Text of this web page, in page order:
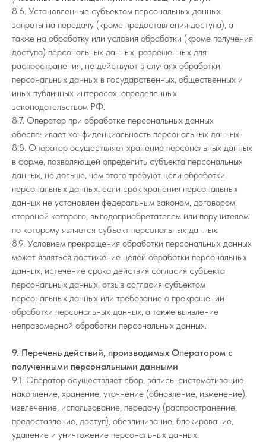
8.6. Установленные субъектом персональных данных
запреты на передачу (кроме предоставления доступа), а
также на обработку или условия обработки (кроме получения
доступа) персональных данных, разрешенных для
распространения, не действуют в случаях обработки
персональных данных в государственных, общественных и
иных публичных интересах, определенных
законодательством РФ.
8.7. Оператор при обработке персональных данных
обеспечивает конфиденциальность персональных данных.
8.8. Оператор осуществляет хранение персональных данных
в форме, позволяющей определить субъекта персональных
данных, не дольше, чем этого требуют цели обработки
персональных данных, если срок хранения персональных
данных не установлен федеральным законом, договором,
стороной которого, выгодоприобретателем или поручителем
по которому является субъект персональных данных.
8.9. Условием прекращения обработки персональных данных
может являться достижение целей обработки персональных
данных, истечение срока действия согласия субъекта
персональных данных, отзыв согласия субъектом
персональных данных или требование о прекращении
обработки персональных данных, а также выявление
неправомерной обработки персональных данных.
9. Перечень действий, производимых Оператором с
полученными персональными данными
9.1. Оператор осуществляет сбор, запись, систематизацию,
накопление, хранение, уточнение (обновление, изменение),
извлечение, использование, передачу (распространение,
предоставление, доступ), обезличивание, блокирование,
удаление и уничтожение персональных данных.